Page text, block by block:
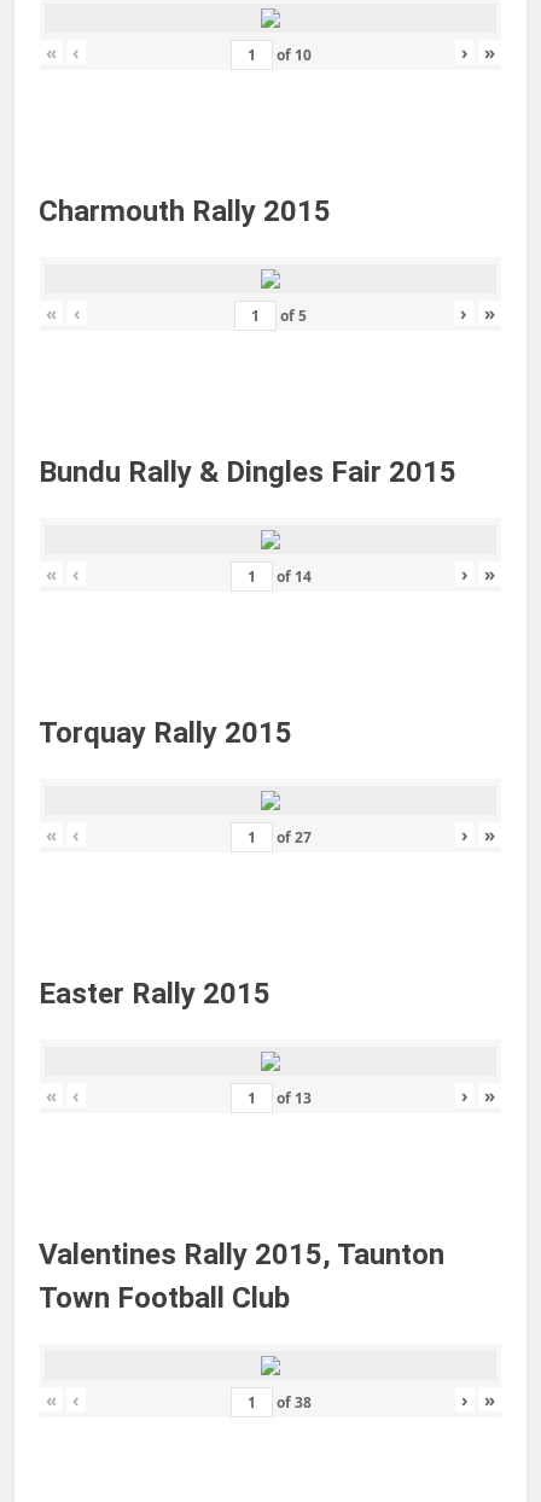
« ‹ of 10 › »
Charmouth Rally 2015
« ‹ of5 › »
Bundu Rally & Dingles Fair 2015
« ‹ of 14 › »
Torquay Rally 2015
« ‹ of27 › »
Easter Rally 2015
« ‹ of 13 › »
Valentines Rally 2015, Taunton
Town Football Club
« ‹ of38 › »